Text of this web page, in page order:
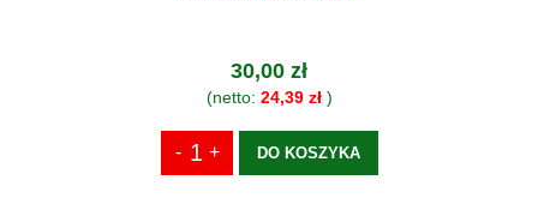
30,00 zł
(netto: 24,39 zł)
DO KOSZYKA